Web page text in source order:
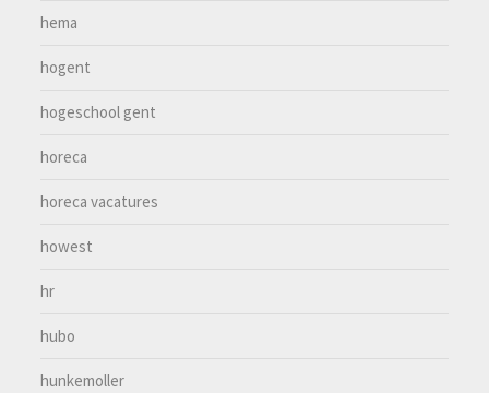
hema
hogent
hogeschool gent
horeca
horeca vacatures
howest
hr
hubo
hunkemoller